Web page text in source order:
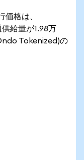
格は、
給量が1.98万
Tokenized)の